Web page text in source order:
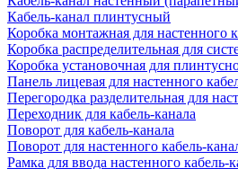
Кабель-канал плинтусный
Коробка монтажная для настенного
Коробка распределительная для
Коробка установочная для
Панель лицевая для настенного
Перегородка разделительная для
Переходник для кабель-канала
Поворот для кабель-канала
Поворот для настенного кабель-
Рамка для ввода настенного кабель-